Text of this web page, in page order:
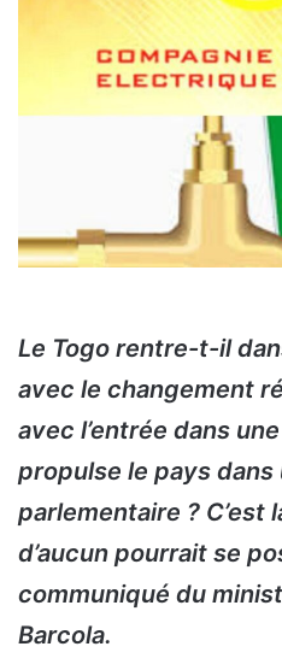
Le Togo rentre-t-il
avec le changement
avec l’entrée dans
propulse le pays dans
parlementaire ? C’est
d’aucun pourrait se
communiqué du
Barcola.